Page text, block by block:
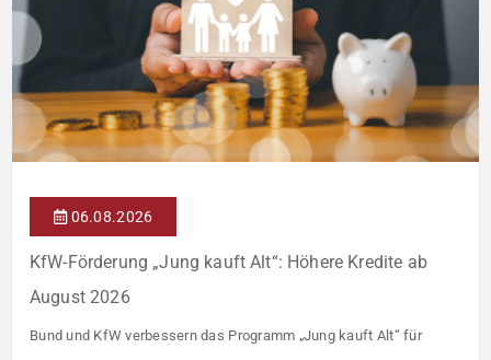
06.08.2026
KfW-Förderung „Jung kauft Alt“: Höhere Kredite ab
August 2026
Bund und KfW verbessern das Programm „Jung kauft Alt“ für